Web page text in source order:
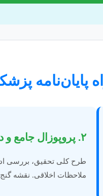
پایان‌نامه
۲. پروپوزال جامع و دقیق
طرح کلی تحقیق، بررسی
ملاحظات اخلاقی. نقشه